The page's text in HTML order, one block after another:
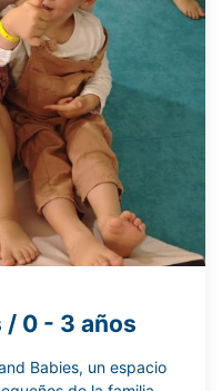
/ 0 - 3 años
Babies, un espacio